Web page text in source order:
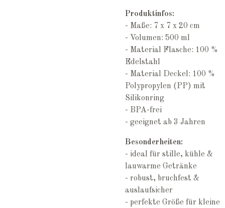
Produktinfos:
- Maße: 7 x 7 x 20 cm
- Volumen: 500 ml
- Material Flasche: 100 %
Edelstahl
- Material Deckel: 100 %
Polypropylen (PP) mit
Silikonring
- BPA-frei
- geeignet ab 3 Jahren
Besonderheiten:
- ideal für stille, kühle &
lauwarme Getränke
- robust, bruchfest &
auslaufsicher
- perfekte Größe für kleine